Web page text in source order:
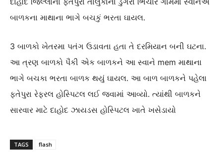
બાળકના માથાના ભાગે બચકું ભરતા ઘાયલ.
3 બાળકો ખેતરમા પતંગ ઉડાવતા હતા તે દરમિયાન બની ઘટના.
આ ત્રણ બાળકો પૈકી એક બાળકને આ સ્વાને mem માથાના
ભાગે બચકા ભરતા બાળક થયું ઘાયલ. આ બાળ બાળકને પહેલા
ફતેપુરા રેફરલ હોસ્પિટલ લઈ જવામાં આવ્યો. ત્યાંથી બાળકને
સારવાર માટે દાહોદ ઝાયડસ હોસ્પિટલ ખાતે ખસેડાયો
TAGS flash